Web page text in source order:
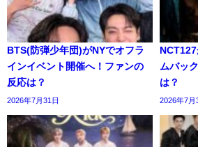
BTS(防弾少年団)がNYでオフラ
インイベント開催へ！ファンの
反応は？
2026年7月31日
ムバッ
は？
2026年7月